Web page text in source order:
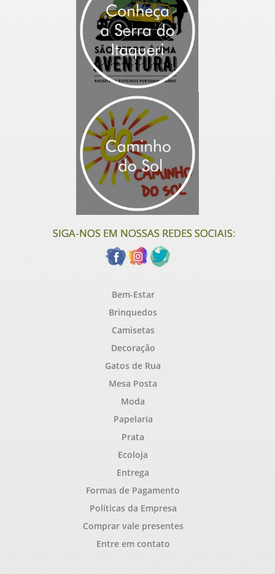
SIGA-NOS EM NOSSAS REDES SOCIAIS:
Bem-Estar
Brinquedos
Camisetas
Decoração
Gatos de Rua
Mesa Posta
Moda
Papelaria
Prata
Ecoloja
Entrega
Formas de Pagamento
Políticas da Empresa
Comprar vale presentes
Entre em contato